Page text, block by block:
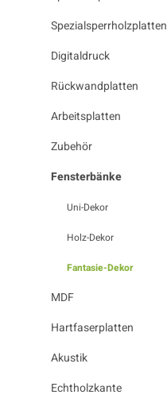
Spezialsperrholzplatten
Digitaldruck
Rückwandplatten
Arbeitsplatten
Zubehör
Fensterbänke
Uni-Dekor
Holz-Dekor
Fantasie-Dekor
MDF
Hartfaserplatten
Akustik
Echtholzkante